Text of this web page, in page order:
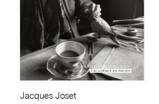
Jacques Joset